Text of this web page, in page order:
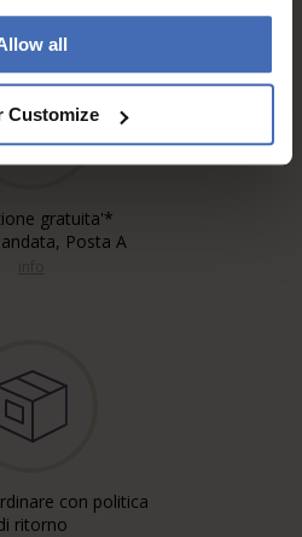
all
Customize
gratuita'*
Posta A
con politica
ritorno